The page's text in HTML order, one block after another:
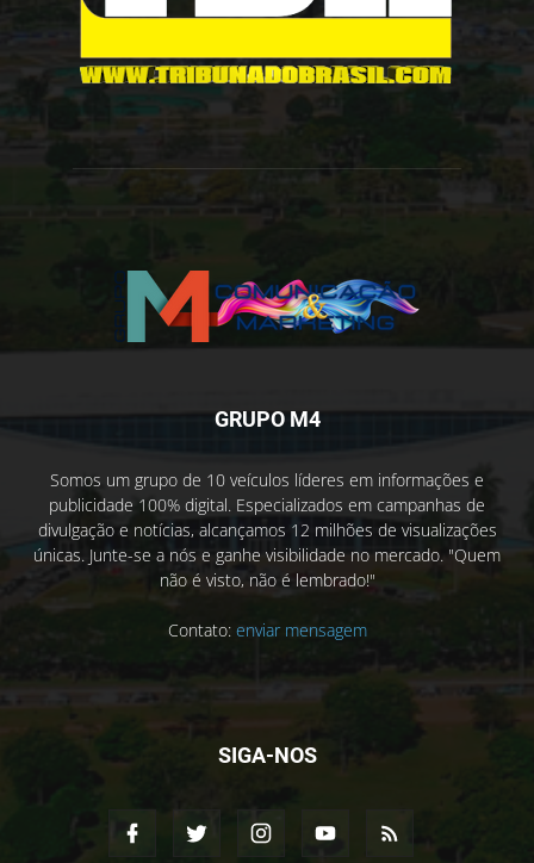
GRUPO M4
Somos um grupo de 10 veículos líderes em informações e
publicidade 100% digital. Especializados em campanhas de
divulgação e notícias, alcançamos 12 milhões de visualizações
únicas. Junte-se a nós e ganhe visibilidade no mercado. "Quem
não é visto, não é lembrado!"
Contato: enviar mensagem
SIGA-NOS